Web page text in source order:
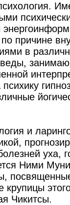
причине
в
и
уха,
Ними
Чикитсы.